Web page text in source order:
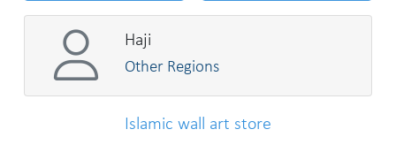
Haji
Other Regions
Islamic wall art store